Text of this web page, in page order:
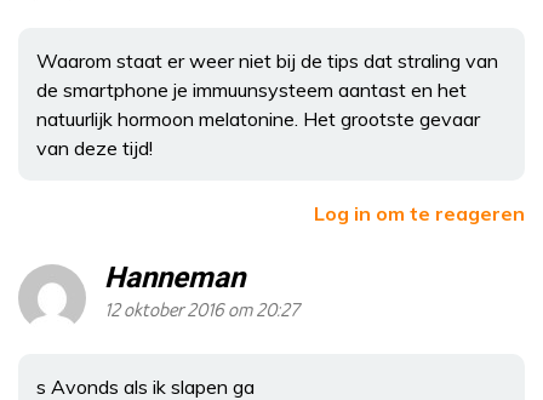
Waarom staat er weer niet bij de tips dat straling van
de smartphone je immuunsysteem aantast en het
natuurlijk hormoon melatonine. Het grootste gevaar
van deze tijd!
Log in om te reageren
Hanneman
12 oktober 2016 om 20:27
s Avonds als ik slapen ga